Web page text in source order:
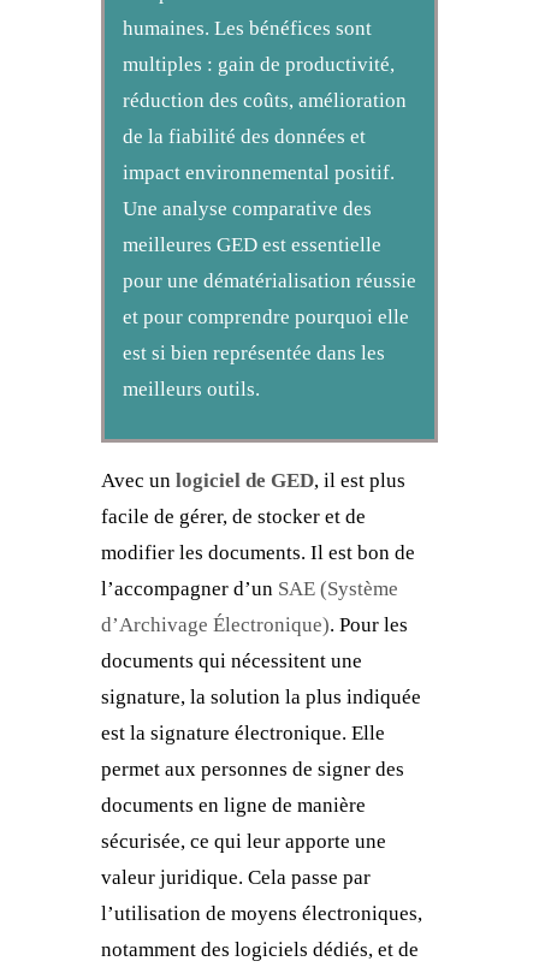
humaines. Les bénéfices sont
multiples : gain de productivité,
réduction des coûts, amélioration
de la fiabilité des données et
impact environnemental positif.
Une analyse comparative des
meilleures GEDest essentielle
pour une dématérialisation réussie
et pour comprendre pourquoi elle
est si bien représentée dans les
meilleurs outils.
Avec un logiciel de GED, il est plus
facile de gérer, de stocker et de
modifier les documents. Il est bon de
l’accompagner d’un SAE (Système
d’Archivage Électronique). Pour les
documents qui nécessitent une
signature, la solution la plus indiquée
est la signature électronique. Elle
permet aux personnes de signer des
documents en ligne de manière
sécurisée, ce qui leur apporte une
valeur juridique. Cela passe par
l’utilisation de moyens électroniques,
notamment des logiciels dédiés, et de